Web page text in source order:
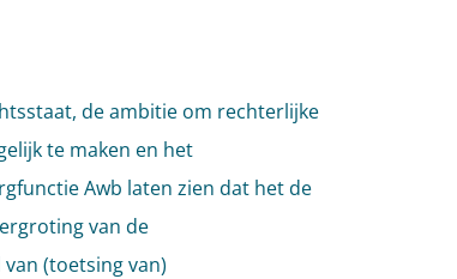
de ambitie om rechterlijke
te maken en het
Awb laten zien dat het de
van de
(toetsing van)